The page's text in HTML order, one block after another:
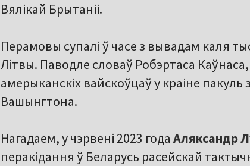
Вялікай Брытаніі.
Перамовы супалі ў часе з вывадам каля
Літвы. Паводле словаў Робэртаса
амерыканскіх вайскоўцаў у краіне пакуль
Вашынгтона.
Нагадаем, у чэрвені 2023 года Аляксандр
перакідання ў Беларусь расейскай